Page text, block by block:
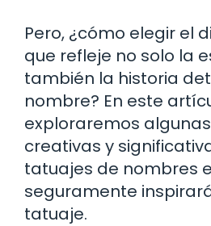
Pero, ¿cómo elegir el
que refleje no solo la
también la historia
nombre? En este
exploraremos
creativas y
tatuajes de nombres
seguramente
tatuaje.